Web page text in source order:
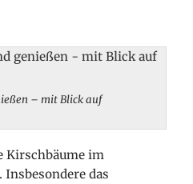
– mit Blick auf
Kirschbäume im
das